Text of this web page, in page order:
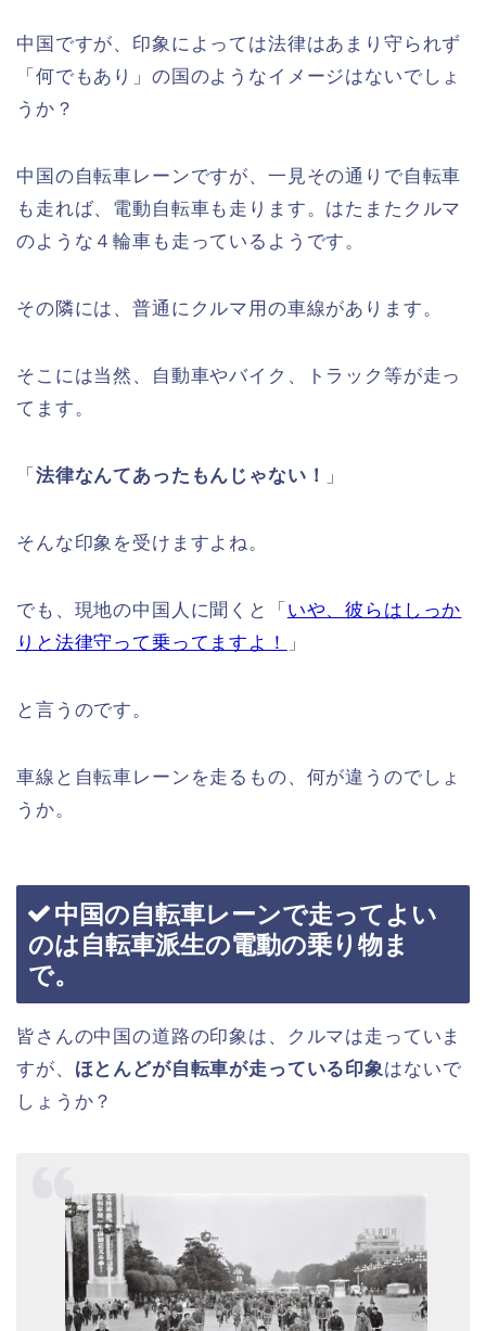
中国ですが、印象によっては法律はあまり守られず
「何でもあり」の国のようなイメージはないでしょ
うか？
中国の自転車レーンですが、一見その通りで自転車
も走れば、電動自転車も走ります。はたまたクルマ
のような４輪車も走っているようです。
その隣には、普通にクルマ用の車線があります。
そこには当然、自動車やバイク、トラック等が走っ
てます。
「 法律なんてあったもんじゃない！ 」
そんな印象を受けますよね。
でも、現地の中国人に聞くと「 いや、彼らはしっか
りと法律守って乗ってますよ！
」
と言うのです。
車線と自転車レーンを走るもの、何が違うのでしょ
うか。
中国の自転車レーンで走ってよい
のは自転車派生の電動の乗り物ま
で。
皆さんの中国の道路の印象は、クルマは走っていま
すが、 ほとんどが自転車が走っている印象はないで
しょうか？